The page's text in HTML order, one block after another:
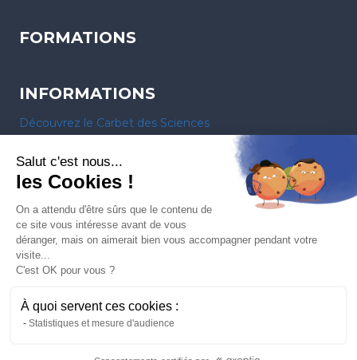
FORMATIONS
INFORMATIONS
Découvrez le Carbet des Sciences
Fête de la Science 2026 en Martinique
Actualités
Nous recrutons
Réclamations
© 2026 CARBET DES SCIENCES — Réalisé par
Salut c'est nous...
les Cookies !
On a attendu d'être sûrs que le contenu de
ce site vous intéresse avant de vous
déranger, mais on aimerait bien vous accompagner pendant votre
visite...
C'est OK pour vous ?
À quoi servent ces cookies :
Statistiques et mesure d'audience